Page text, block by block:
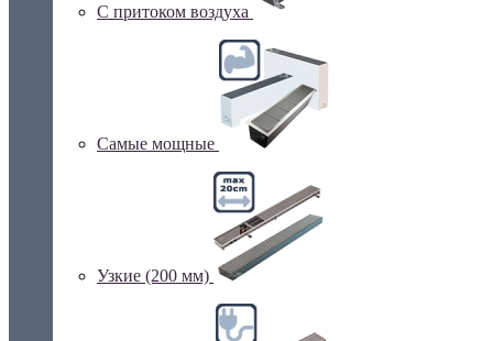
С притоком воздуха
Самые мощные
Узкие (200 мм)